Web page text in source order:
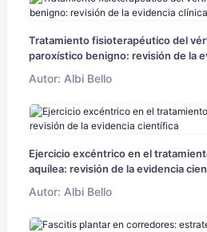
Tratamiento fisioterapéutico del
paroxístico benigno: revisión de la
Autor: Albi Bello
Ejercicio excéntrico en el
aquílea: revisión de la evidencia
Autor: Albi Bello